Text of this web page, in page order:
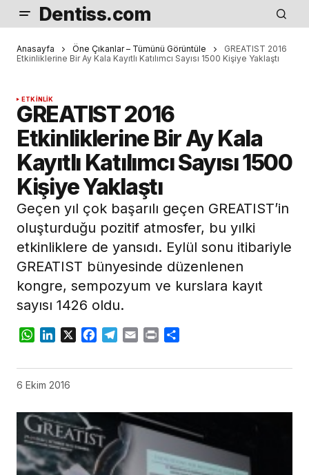
Dentiss.com
Anasayfa Öne Çıkanlar – Tümünü Görüntüle
GREATIST 2016
Etkinliklerine Bir Ay Kala Kayıtlı Katılımcı Sayısı 1500 Kişiye Yaklaştı
ETKINLIK
GREATIST 2016
Etkinliklerine Bir Ay Kala
Kayıtlı Katılımcı Sayısı 1500
Kişiye Yaklaştı
Geçen yıl çok başarılı geçen GREATIST’in
oluşturduğu pozitif atmosfer, bu yılki
etkinliklere de yansıdı. Eylül sonu itibariyle
GREATIST bünyesinde düzenlenen
kongre, sempozyum ve kurslara kayıt
sayısı 1426 oldu.
WhatsApp
LinkedIn
X Facebook
Telegram
Email Print
6 Ekim 2016